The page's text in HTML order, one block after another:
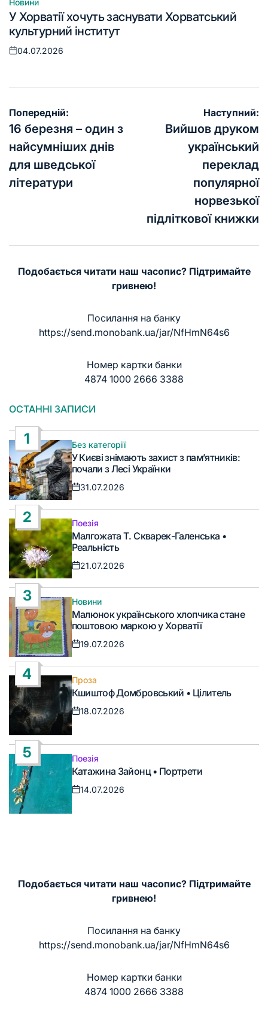
Опублікувати
у
У Хорватії хочуть заснувати Хорватський
культурний інститут
Оприлюднено
04.07.2026
Навігація
записів
Попередній:
16 березня – один з
найсумніших днів
для шведської
літератури
Наступний:
Вийшов друком
український
переклад
популярної
норвезької
підліткової книжки
Подобається читати наш часопис? Підтримайте
гривнею!
Посилання на банку
https://send.monobank.ua/jar/NfHmN64s6
Номер картки банки
4874 1000 2666 3388
ОСТАННІ ЗАПИСИ
1
Опублікувати
у
Без категорії
У Києві знімають захист з пам’ятників:
почали з Лесі Українки
Дата
31.07.2026
2
Опублікувати
у
Поезія
Малгожата Т. Скварек-Галенська •
Реальність
Дата
21.07.2026
3
Опублікувати
у
Новини
Малюнок українського хлопчика стане
поштовою маркою у Хорватії
Дата
19.07.2026
4
Опублікувати
у
Проза
Кшиштоф Домбровський • Цілитель
Дата
запису
18.07.2026
5
Опублікувати
у
Поезія
Катажина Зайонц • Портрети
Дата
14.07.2026
Подобається читати наш часопис? Підтримайте
гривнею!
Посилання на банку
https://send.monobank.ua/jar/NfHmN64s6
Номер картки банки
4874 1000 2666 3388